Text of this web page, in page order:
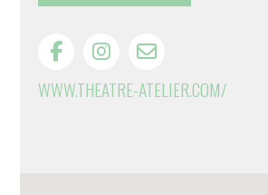
WWW.THEATRE-ATELIER.COM/